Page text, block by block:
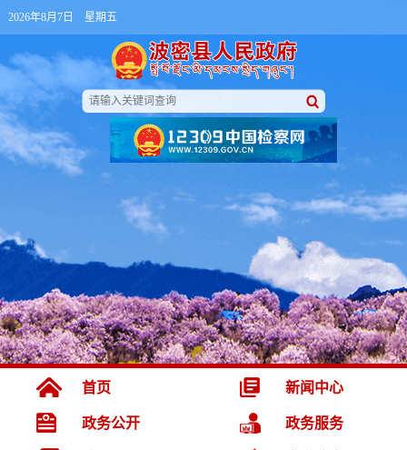
2026年8月7日 星期五
首页 新闻中心
政务公开 政务服务